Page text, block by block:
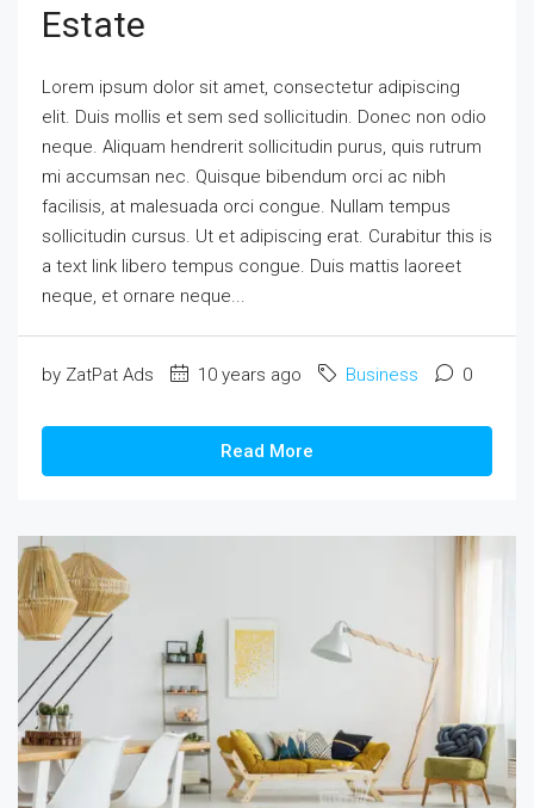
Estate
Lorem ipsum dolor sit amet, consectetur adipiscing
elit. Duis mollis et sem sed sollicitudin. Donec non odio
neque. Aliquam hendrerit sollicitudin purus, quis rutrum
mi accumsan nec. Quisque bibendum orci ac nibh
facilisis, at malesuada orci congue. Nullam tempus
sollicitudin cursus. Ut et adipiscing erat. Curabitur this is
a text link libero tempus congue. Duis mattis laoreet
neque, et ornare neque...
by ZatPat Ads 10 years ago Business 0
Read More